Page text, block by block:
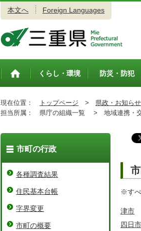
本文へ Foreign Languages
トップペ
くらし・環境 防災・防犯
現在位置： トップページ > 県政・お知ら
担当所属：
県庁の組織一覧 > 地域連携・
※すべ
津市
四日
市町の行政
各種調査結果
住民基本台帳
字界変更
市町の概要